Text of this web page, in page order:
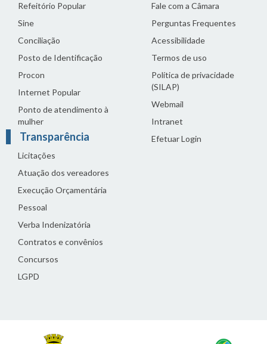
Refeitório Popular
Sine
Conciliação
Posto de Identificação
Procon
Internet Popular
Ponto de atendimento à
mulher
Transparência
Licitações
Atuação dos vereadores
Execução Orçamentária
Pessoal
Verba Indenizatória
Contratos e convênios
Concursos
LGPD
Fale com a Câmara
Perguntas Frequentes
Acessibilidade
Termos de uso
Política de privacidade
(SILAP)
Webmail
Intranet
Efetuar Login